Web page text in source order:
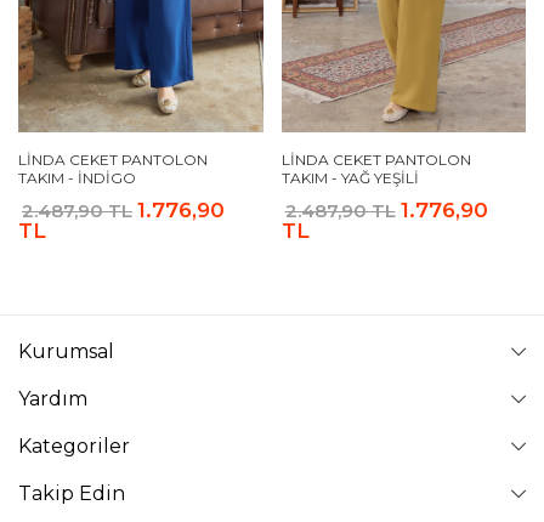
LINDA CEKET PANTOLON
TAKIM - İNDIGO
2.487,90 TL 1.776,90
TL
LINDA CEKET PANTOLON
TAKIM - YAĞ YEŞILI
2.487,90 TL 1.776,90
TL
Kurumsal
Yardım
Kategoriler
Takip Edin